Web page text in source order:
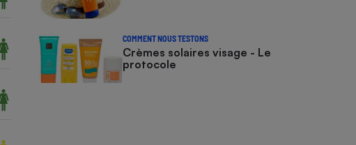
COMMENT NOUS TESTONS
Crèmes solaires visage - Le
protocole